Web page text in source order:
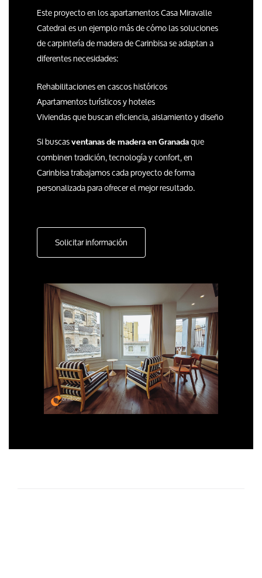
Este proyecto en los apartamentos Casa Miravalle
Catedral es un ejemplo más de cómo las soluciones
de carpintería de madera de Carinbisa se adaptan a
diferentes necesidades:
Rehabilitaciones en cascos históricos
Apartamentos turísticos y hoteles
Viviendas que buscan eficiencia, aislamiento y diseño
Si buscasventanas de madera en Granadaque
combinen tradición, tecnología y confort, en
Carinbisa trabajamos cada proyecto de forma
personalizada para ofrecer el mejor resultado.
Solicitar información